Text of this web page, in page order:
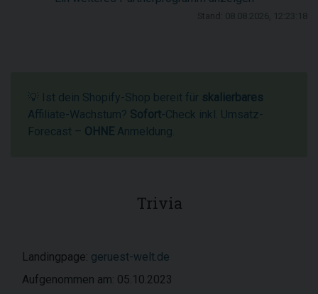
💡 Ist dein Shopify-Shop bereit für skalierbares
Affiliate-Wachstum? Sofort-Check inkl. Umsatz-
Forecast – OHNE Anmeldung.
Trivia
Landingpage: geruest-welt.de
Aufgenommen am: 05.10.2023